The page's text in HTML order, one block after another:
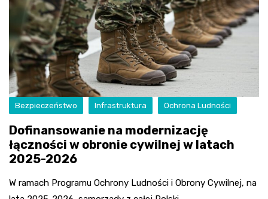
Bezpieczeństwo Infrastruktura Ochrona Ludności
Dofinansowanie na modernizację
łączności w obronie cywilnej w latach
2025-2026
W ramach Programu Ochrony Ludności i Obrony Cywilnej, na